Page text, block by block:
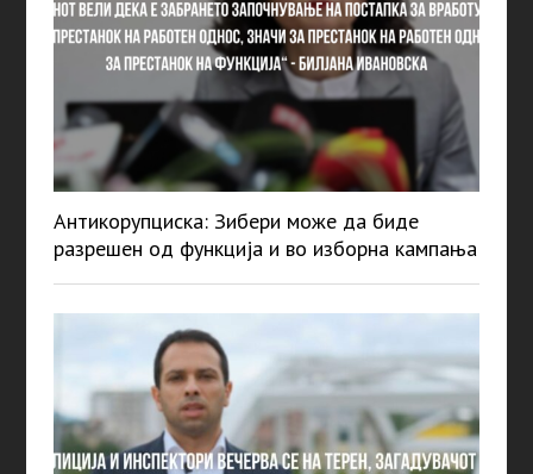
Антикорупциска: Зибери може да биде
разрешен од функција и во изборна кампања